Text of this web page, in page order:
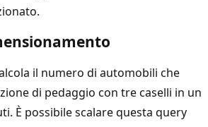
il numero di automobili che
di pedaggio con tre caselli in un
È possibile scalare questa query